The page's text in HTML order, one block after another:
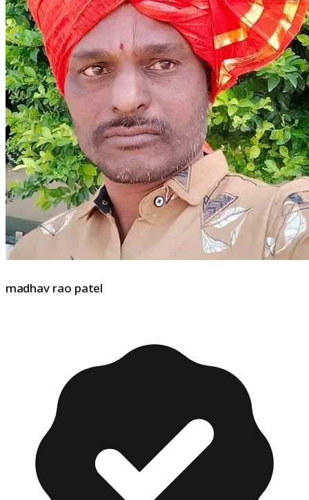
madhav rao patel